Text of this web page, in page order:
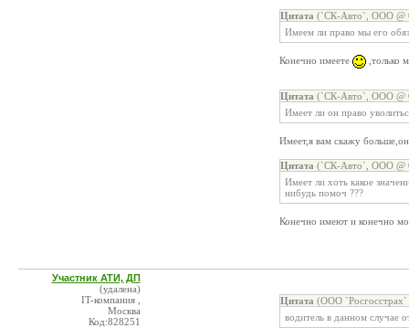
Цитата (`СК-Авто`, ООО @
Имеем ли право мы его
Конечно имеете ,только
Цитата (`СК-Авто`, ООО @
Имеет ли он право
Имеет,я вам скажу
Цитата (`СК-Авто`, ООО @
Имеет ли хоть какое
нибудь помоч ???
Конечно имеют и конечно
Участник АТИ, ДП
(удалена)
IT-компания ,
Москва
Код:828251
Цитата (ООО
водитель в данном случае